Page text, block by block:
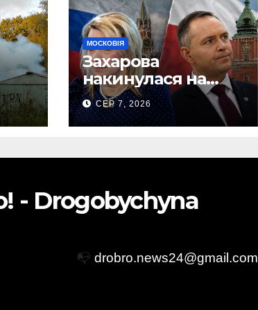
МОСКОВІЯ
Захарова
накинулася на
Навроцького і
заявила, що
Польща
СЕР 7, 2026
- Drogobychyna
📭 drobro.news24@gmail.com